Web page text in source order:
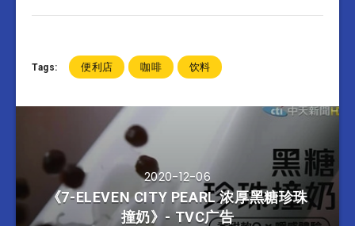
Tags: 便利店 咖啡 饮料
2020-12-06
《7-ELEVEN CITY PEARL 浓厚黑糖珍珠
撞奶》- TVC广告